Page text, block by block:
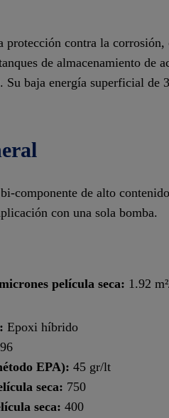
protección contra la
de almacenamiento de
Su baja energía superficial de
componente de alto
con una sola bomba.
película seca: 1.92
Epoxi híbrido
96
EPA): 45 gr/lt
seca: 750
seca: 400